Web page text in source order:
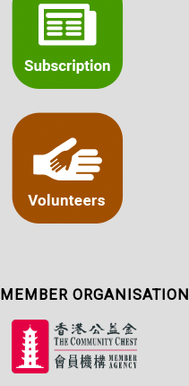
MEMBER ORGANISATION